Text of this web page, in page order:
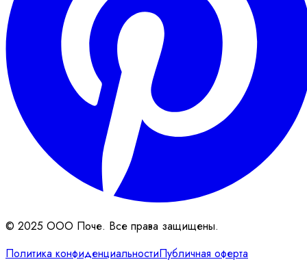
© 2025 ООО Поче. Все права защищены.
Политика конфиденциальностиПубличная оферта